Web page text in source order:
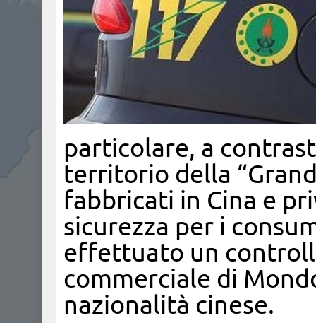
particolare, a
territorio della
fabbricati in Cina e
sicurezza per i
effettuato un
commerciale di
nazionalità cinese.